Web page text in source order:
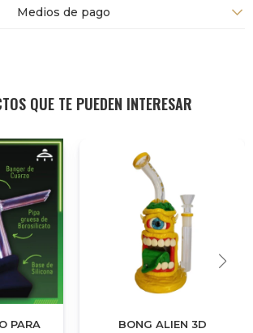
Medios de pago
QUE TE PUEDEN INTERESAR
PARA
BONG ALIEN 3D